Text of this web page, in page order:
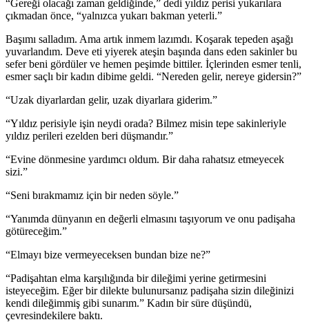
“Gereği olacağı zaman geldiğinde,” dedi yıldız perisi yukarılara
çıkmadan önce, “yalnızca yukarı bakman yeterli.”
Başımı salladım. Ama artık inmem lazımdı. Koşarak tepeden aşağı
yuvarlandım. Deve eti yiyerek ateşin başında dans eden sakinler bu
sefer beni gördüler ve hemen peşimde bittiler. İçlerinden esmer tenli,
esmer saçlı bir kadın dibime geldi. “Nereden gelir, nereye gidersin?”
“Uzak diyarlardan gelir, uzak diyarlara giderim.”
“Yıldız perisiyle işin neydi orada? Bilmez misin tepe sakinleriyle
yıldız perileri ezelden beri düşmandır.”
“Evine dönmesine yardımcı oldum. Bir daha rahatsız etmeyecek
sizi.”
“Seni bırakmamız için bir neden söyle.”
“Yanımda dünyanın en değerli elmasını taşıyorum ve onu padişaha
götüreceğim.”
“Elmayı bize vermeyeceksen bundan bize ne?”
“Padişahtan elma karşılığında bir dileğimi yerine getirmesini
isteyeceğim. Eğer bir dilekte bulunursanız padişaha sizin dileğinizi
kendi dileğimmiş gibi sunarım.” Kadın bir süre düşündü,
çevresindekilere baktı.